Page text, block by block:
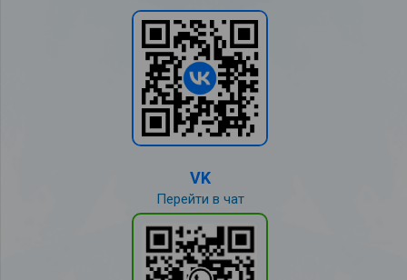
VK
Перейти в чат